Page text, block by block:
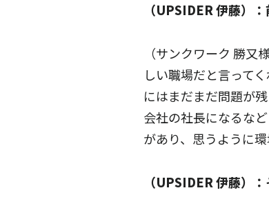
（UPSIDER 伊藤）
（サンクワーク 勝又
しい職場だと言って
にはまだまだ問題が
会社の社長になるな
があり、思うように
（UPSIDER 伊藤）